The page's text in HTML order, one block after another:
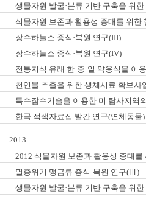
생물자원 발굴·분류 기반 구축을 위
도)
식물자원 보존과 활용성 증대를 위한
단계1차년도)
장수하늘소 증식·복원 연구(III)
장수하늘소 증식·복원 연구(IV)
전통지식 유래 한·중·일 약용식물 이
천연물 추출을 위한 생체시료 확보사
특수잠수기술을 이용한 미 탐사지역
한국 적색자료집 발간 연구(연체동물)
2013
2012 식물자원 보존과 활용성 증대
단계2차년도)
멸종위기 맹금류 증식·복원 연구(Ⅲ)
생물자원 발굴·분류 기반 구축을 위